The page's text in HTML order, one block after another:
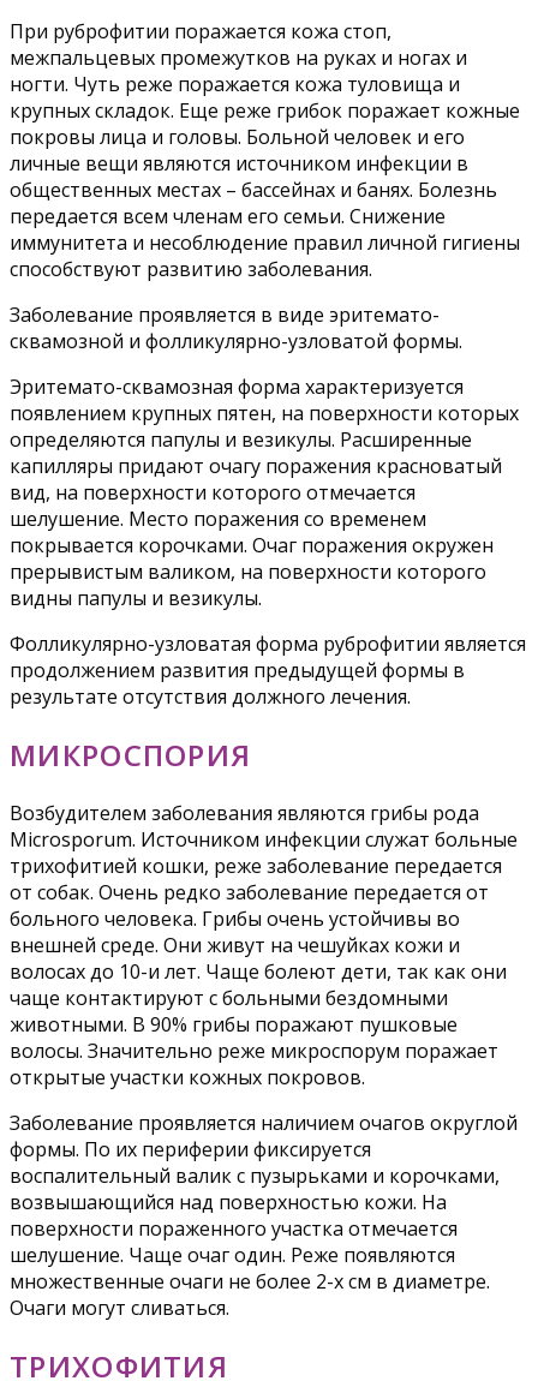
При руброфитии поражается кожа стоп,
межпальцевых промежутков на руках и ногах и
ногти. Чуть реже поражается кожа туловища и
крупных складок. Еще реже грибок поражает кожные
покровы лица и головы. Больной человек и его
личные вещи являются источником инфекции в
общественных местах – бассейнах и банях. Болезнь
передается всем членам его семьи. Снижение
иммунитета и несоблюдение правил личной гигиены
способствуют развитию заболевания.
Заболевание проявляется в виде эритемато-
сквамозной и фолликулярно-узловатой формы.
Эритемато-сквамозная форма характеризуется
появлением крупных пятен, на поверхности которых
определяются папулы и везикулы. Расширенные
капилляры придают очагу поражения красноватый
вид, на поверхности которого отмечается
шелушение. Место поражения со временем
покрывается корочками. Очаг поражения окружен
прерывистым валиком, на поверхности которого
видны папулы и везикулы.
Фолликулярно-узловатая форма руброфитии является
продолжением развития предыдущей формы в
результате отсутствия должного лечения.
МИКРОСПОРИЯ
Возбудителем заболевания являются грибы рода
Microsporum. Источником инфекции служат больные
трихофитией кошки, реже заболевание передается
от собак. Очень редко заболевание передается от
больного человека. Грибы очень устойчивы во
внешней среде. Они живут на чешуйках кожи и
волосах до 10-и лет. Чаще болеют дети, так как они
чаще контактируют с больными бездомными
животными. В 90% грибы поражают пушковые
волосы. Значительно реже микроспорум поражает
открытые участки кожных покровов.
Заболевание проявляется наличием очагов округлой
формы. По их периферии фиксируется
воспалительный валик с пузырьками и корочками,
возвышающийся над поверхностью кожи. На
поверхности пораженного участка отмечается
шелушение. Чаще очаг один. Реже появляются
множественные очаги не более 2-х см в диаметре.
Очаги могут сливаться.
ТРИХОФИТИЯ